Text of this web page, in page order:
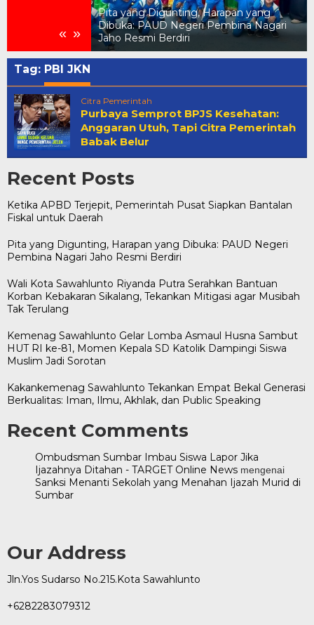
« »
Daerah
Pita yang Digunting, Harapan yang
Dibuka: PAUD Negeri Pembina Nagari
Jaho Resmi Berdiri
Tag: PBI JKN
Citra Pemerintah
Purbaya Semprot BPJS Kesehatan:
Anggaran Utuh, Tapi Citra Pemerintah
Babak Belur
Recent Posts
Ketika APBD Terjepit, Pemerintah Pusat Siapkan Bantalan
Fiskal untuk Daerah
Pita yang Digunting, Harapan yang Dibuka: PAUD Negeri
Pembina Nagari Jaho Resmi Berdiri
Wali Kota Sawahlunto Riyanda Putra Serahkan Bantuan
Korban Kebakaran Sikalang, Tekankan Mitigasi agar Musibah
Tak Terulang
Kemenag Sawahlunto Gelar Lomba Asmaul Husna Sambut
HUT RI ke-81, Momen Kepala SD Katolik Dampingi Siswa
Muslim Jadi Sorotan
Kakankemenag Sawahlunto Tekankan Empat Bekal Generasi
Berkualitas: Iman, Ilmu, Akhlak, dan Public Speaking
Recent Comments
Ombudsman Sumbar Imbau Siswa Lapor Jika
Ijazahnya Ditahan - TARGET Online News mengenai
Sanksi Menanti Sekolah yang Menahan Ijazah Murid di
Sumbar
Our Address
Jln.Yos Sudarso No.215.Kota Sawahlunto
+6282283079312